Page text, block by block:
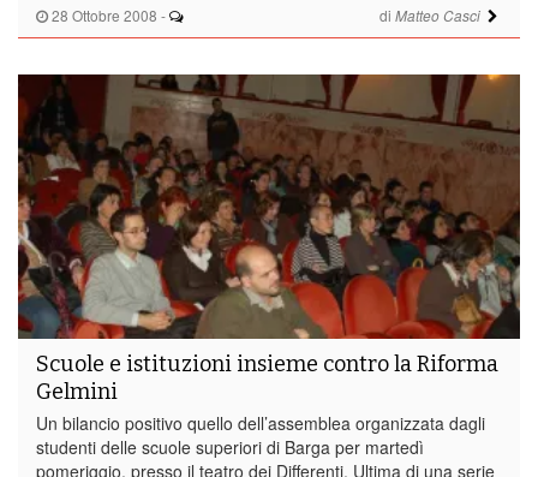
28 Ottobre 2008 - di Matteo Casci
Scuole e istituzioni insieme contro la Riforma
Gelmini
Un bilancio positivo quello dell’assemblea organizzata dagli
studenti delle scuole superiori di Barga per martedì
pomeriggio, presso il teatro dei Differenti. Ultima di una serie